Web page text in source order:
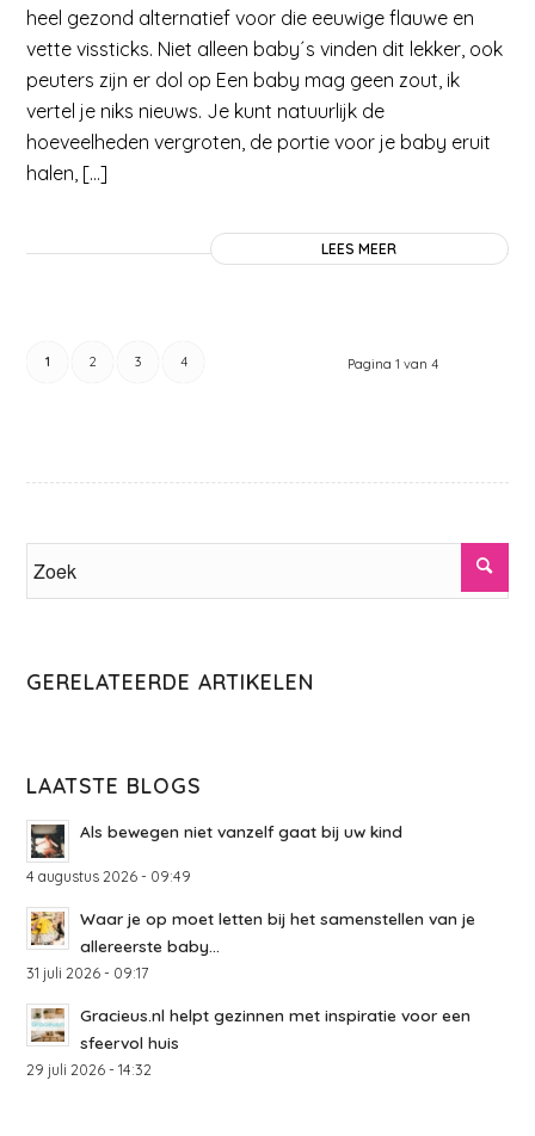
heel gezond alternatief voor die eeuwige flauwe en
vette vissticks. Niet alleen baby´s vinden dit lekker, ook
peuters zijn er dol op Een baby mag geen zout, ik
vertel je niks nieuws. Je kunt natuurlijk de
hoeveelheden vergroten, de portie voor je baby eruit
halen, […]
LEES MEER
Pagina 1 van 4
1 2 3 4
GERELATEERDE ARTIKELEN
LAATSTE BLOGS
Als bewegen niet vanzelf gaat bij uw kind
4 augustus 2026 - 09:49
Waar je op moet letten bij het samenstellen van je
allereerste baby...
31 juli 2026 - 09:17
Gracieus.nl helpt gezinnen met inspiratie voor een
sfeervol huis
29 juli 2026 - 14:32